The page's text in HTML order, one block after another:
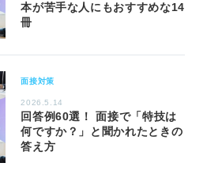
本が苦手な人にもおすすめな14
冊
面接対策
2026.5.14
回答例60選！ 面接で「特技は
何ですか？」と聞かれたときの
答え方